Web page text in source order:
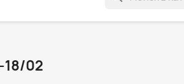
02